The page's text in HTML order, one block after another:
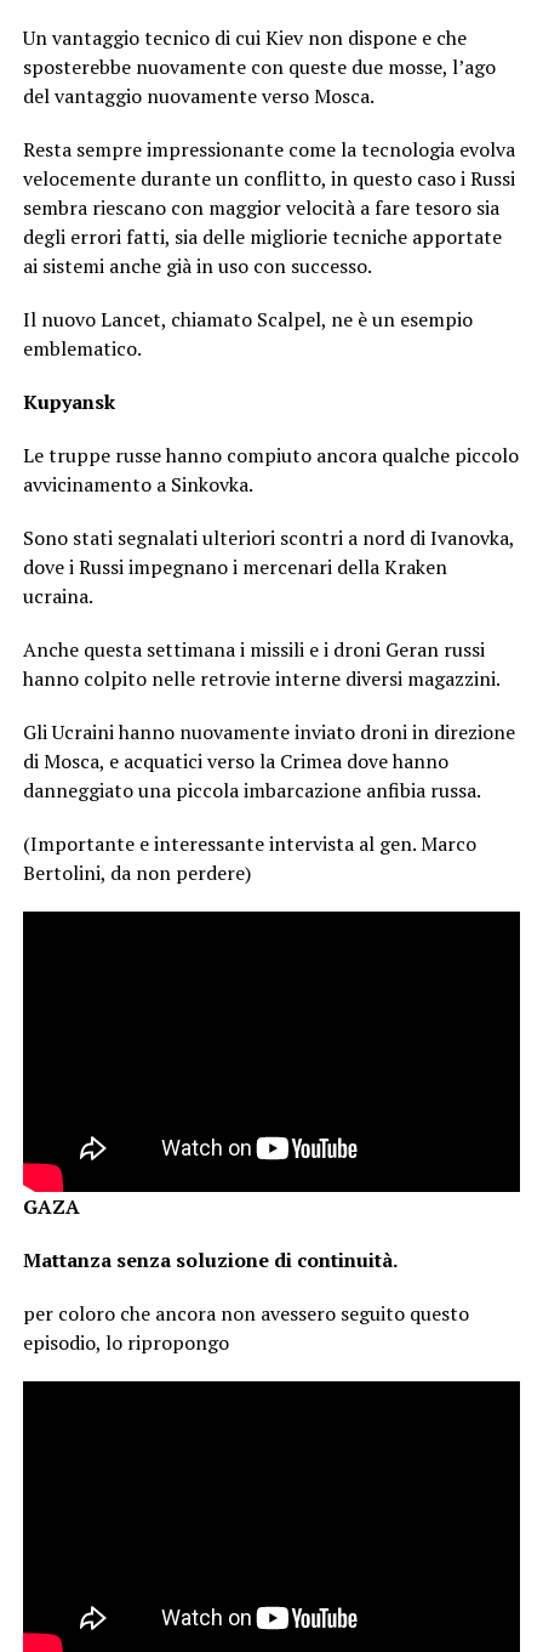
Un vantaggio tecnico di cui Kiev non dispone e che
sposterebbe nuovamente con queste due mosse, l’ago
del vantaggio nuovamente verso Mosca.
Resta sempre impressionante come la tecnologia evolva
velocemente durante un conflitto, in questo caso i Russi
sembra riescano con maggior velocità a fare tesoro sia
degli errori fatti, sia delle migliorie tecniche apportate
ai sistemi anche già in uso con successo.
Il nuovo Lancet, chiamato Scalpel, ne è un esempio
emblematico.
Kupyansk
Le truppe russe hanno compiuto ancora qualche piccolo
avvicinamento a Sinkovka.
Sono stati segnalati ulteriori scontri a nord di Ivanovka,
dove i Russi impegnano i mercenari della Kraken
ucraina.
Anche questa settimana i missili e i droni Geran russi
hanno colpito nelle retrovie interne diversi magazzini.
Gli Ucraini hanno nuovamente inviato droni in direzione
di Mosca, e acquatici verso la Crimea dove hanno
danneggiato una piccola imbarcazione anfibia russa.
(Importante e interessante intervista al gen. Marco
Bertolini, da non perdere)
GAZA
Mattanza senza soluzione di continuità.
per coloro che ancora non avessero seguito questo
episodio, lo ripropongo